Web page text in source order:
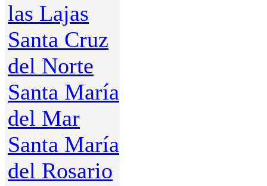
las Lajas
Santa Cruz
del Norte
Santa María
del Mar
Santa María
del Rosario